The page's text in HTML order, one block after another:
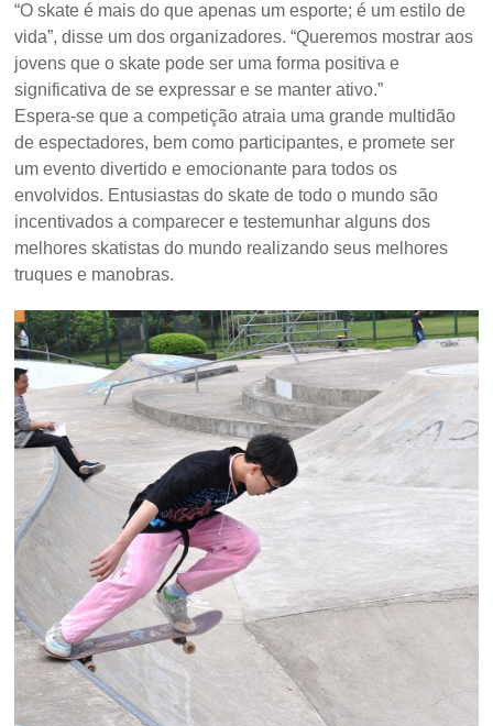
“O skate é mais do que apenas um esporte; é um estilo de
vida”, disse um dos organizadores. “Queremos mostrar aos
jovens que o skate pode ser uma forma positiva e
significativa de se expressar e se manter ativo.”
Espera-se que a competição atraia uma grande multidão
de espectadores, bem como participantes, e promete ser
um evento divertido e emocionante para todos os
envolvidos. Entusiastas do skate de todo o mundo são
incentivados a comparecer e testemunhar alguns dos
melhores skatistas do mundo realizando seus melhores
truques e manobras.